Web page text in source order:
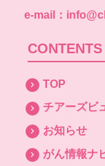
e-mail：
CONTENTS
TOP
チアーズビ
お知らせ
がん情報ナ